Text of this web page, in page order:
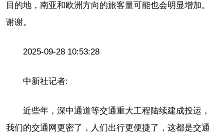
目的地，南亚和欧洲方向的旅客量可能也会明显增加。
谢谢。
2025-09-28 10:53:28
中新社记者:
近些年，深中通道等交通重大工程陆续建成投运，
我们的交通网更密了，人们出行更便捷了，这都是交通